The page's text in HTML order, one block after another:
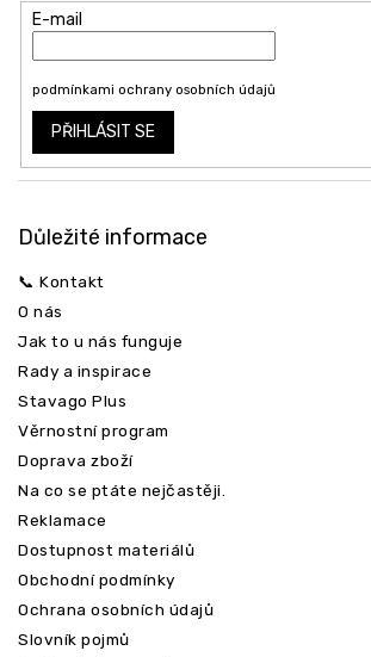
E-mail
podmínkami ochrany osobních údajů
PŘIHLÁSIT SE
Důležité informace
📞 Kontakt
O nás
Jak to u nás funguje
Rady a inspirace
Stavago Plus
Věrnostní program
Doprava zboží
Na co se ptáte nejčastěji.
Reklamace
Dostupnost materiálů
Obchodní podmínky
Ochrana osobních údajů
Slovník pojmů